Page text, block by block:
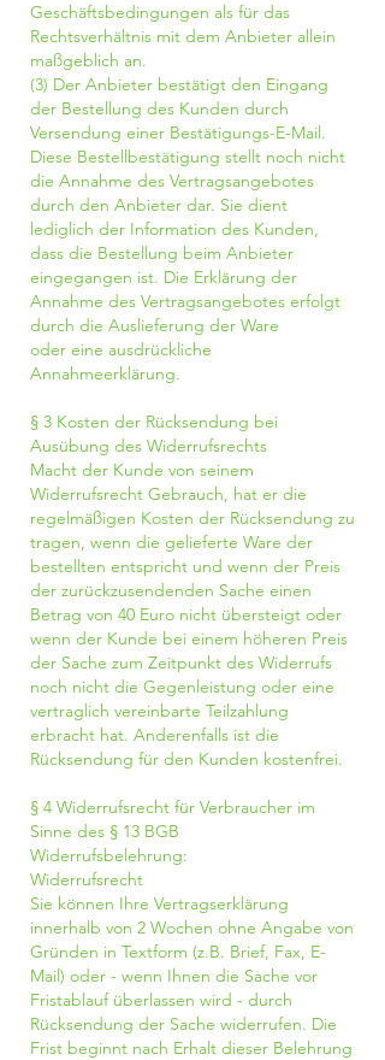
Geschäftsbedingungen als für das
Rechtsverhältnis mit dem Anbieter allein
maßgeblich an.
(3) Der Anbieter bestätigt den Eingang
der Bestellung des Kunden durch
Versendung einer Bestätigungs-E-Mail.
Diese Bestellbestätigung stellt noch nicht
die Annahme des Vertragsangebotes
durch den Anbieter dar. Sie dient
lediglich der Information des Kunden,
dass die Bestellung beim Anbieter
eingegangen ist. Die Erklärung der
Annahme des Vertragsangebotes erfolgt
durch die Auslieferung der Ware
oder eine ausdrückliche
Annahmeerklärung.
§ 3 Kosten der Rücksendung bei
Ausübung des Widerrufsrechts
Macht der Kunde von seinem
Widerrufsrecht Gebrauch, hat er die
regelmäßigen Kosten der Rücksendung zu
tragen, wenn die gelieferte Ware der
bestellten entspricht und wenn der Preis
der zurückzusendenden Sache einen
Betrag von 40 Euro nicht übersteigt oder
wenn der Kunde bei einem höheren Preis
der Sache zum Zeitpunkt des Widerrufs
noch nicht die Gegenleistung oder eine
vertraglich vereinbarte Teilzahlung
erbracht hat. Anderenfalls ist die
Rücksendung für den Kunden kostenfrei.
§ 4 Widerrufsrecht für Verbraucher im
Sinne des § 13 BGB
Widerrufsbelehrung:
Widerrufsrecht
Sie können Ihre Vertragserklärung
innerhalb von 2 Wochen ohne Angabe von
Gründen in Textform (z.B. Brief, Fax, E-
Mail) oder - wenn Ihnen die Sache vor
Fristablauf überlassen wird - durch
Rücksendung der Sache widerrufen. Die
Frist beginnt nach Erhalt dieser Belehrung